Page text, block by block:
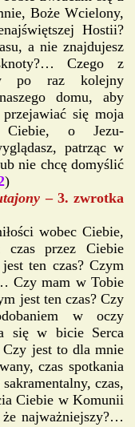
Boże Wcielony,
Hostii?
a nie znajdujesz
Czego z
po raz kolejny
domu, aby
się moja
Ciebie, o Jezu-
patrząc w
nie chcę domyślić
)
– 3. zwrotka
wobec Ciebie,
czas przez Ciebie
ten czas? Czym
Czy mam w Tobie
jest ten czas? Czy
w oczy
się w bicie Serca
jest to dla mnie
czas spotkania
czas,
Ciebie w Komunii
najważniejszy?…